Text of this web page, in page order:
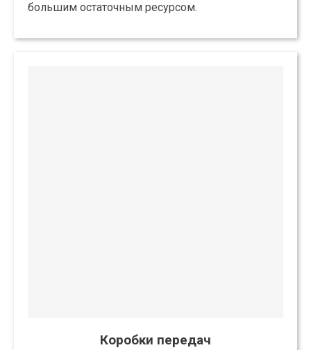
большим остаточным ресурсом.
Коробки передач